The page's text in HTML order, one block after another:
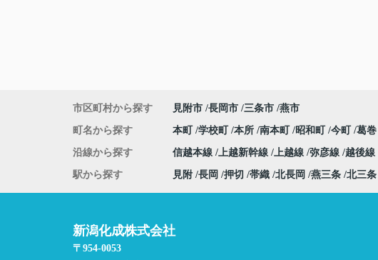
市区町村から探す 見附市 長岡市 三条市 燕市
町名から探す 本町 学校町 本所 南本町 昭和町 今町 葛巻
沿線から探す 信越本線 上越新幹線 上越線 弥彦線 越後線
駅から探す 見附 長岡 押切 帯織 北長岡 燕三条 北三条
新潟化成株式会社
〒954-0053